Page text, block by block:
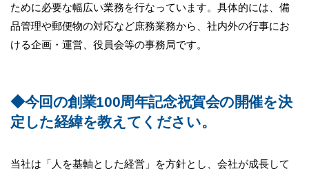
ために必要な幅広い業務を行なっています。具体的には、備
品管理や郵便物の対応など庶務業務から、社内外の行事にお
ける企画・運営、役員会等の事務局です。
◆今回の創業100周年記念祝賀会の開催を決
定した経緯を教えてください。
当社は「人を基軸とした経営」を方針とし、会社が成長して